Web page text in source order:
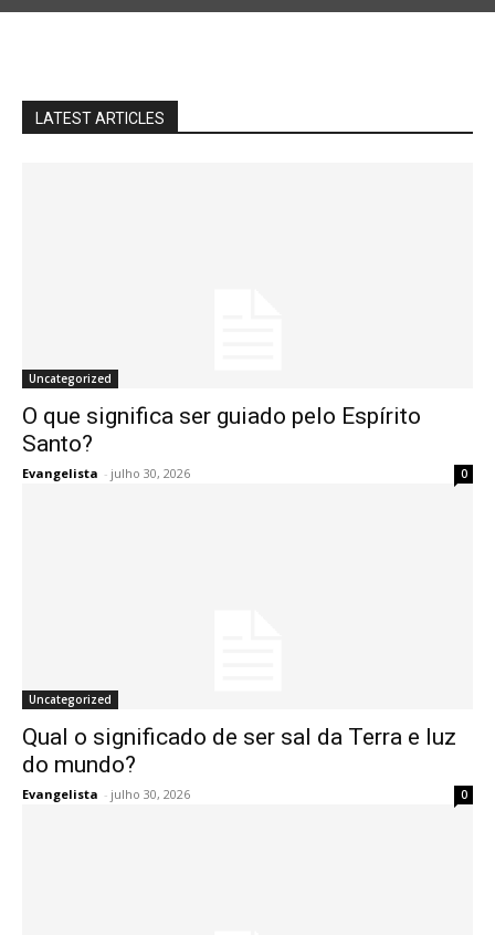
LATEST ARTICLES
Uncategorized
O que significa ser guiado pelo Espírito
Santo?
Evangelista - julho 30, 2026 0
Uncategorized
Qual o significado de ser sal da Terra e luz
do mundo?
Evangelista - julho 30, 2026 0